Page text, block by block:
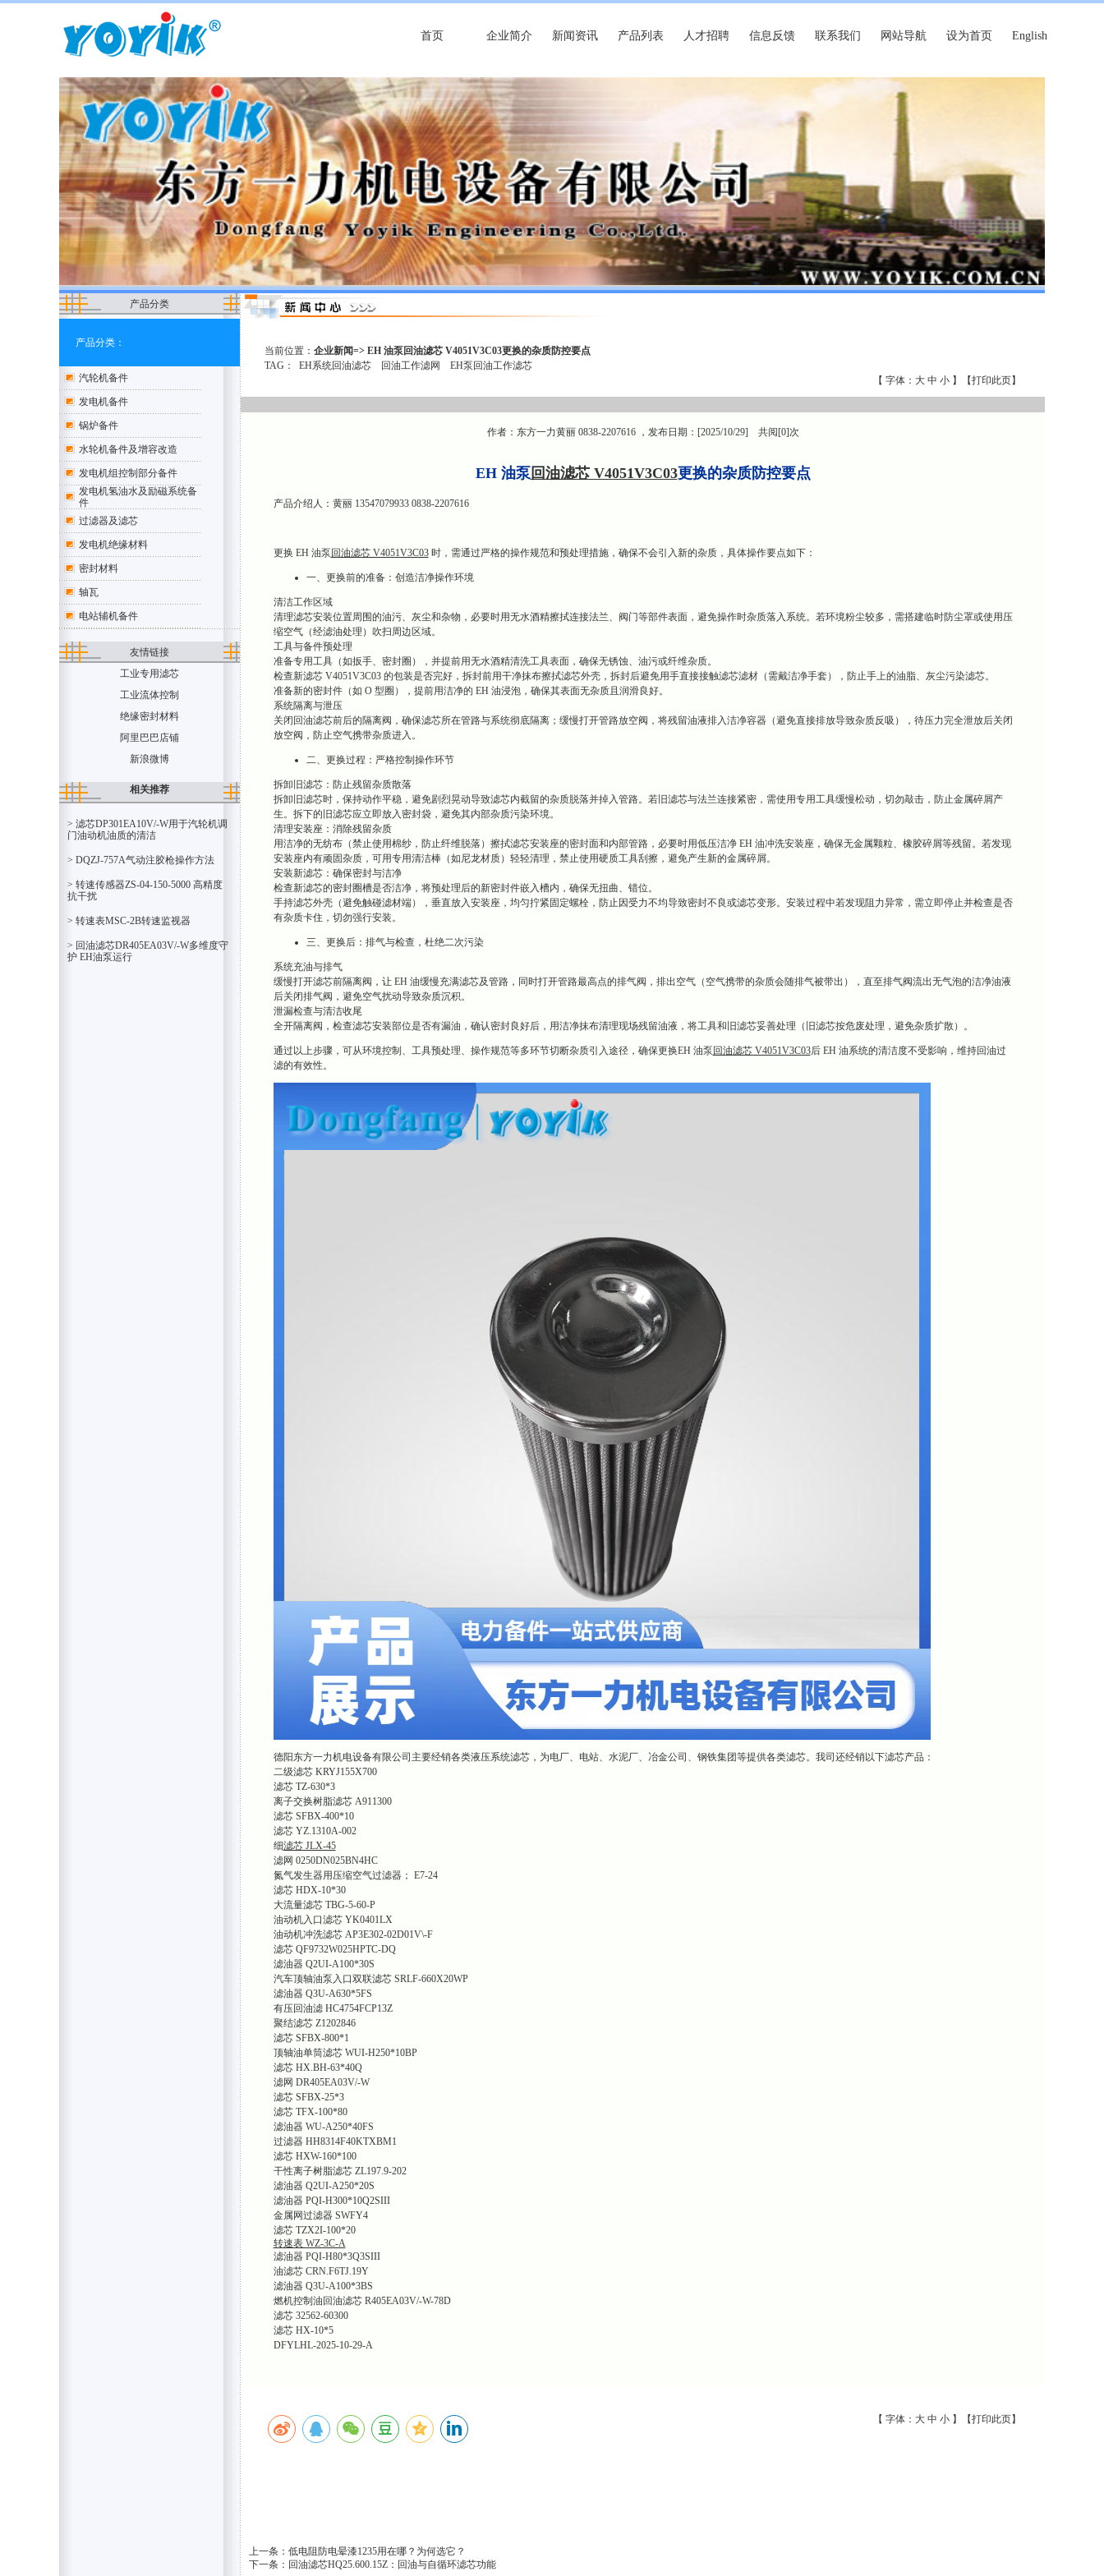
首页 企业简介 新闻资讯 产品列表 人才招聘 信息反馈 联系我们 网站导航 设为首页 English
产品分类
产品分类：
汽轮机备件
发电机备件
锅炉备件
水轮机备件及增容改造
发电机组控制部分备件
发电机氢油水及励磁系统备
件
过滤器及滤芯
发电机绝缘材料
密封材料
轴瓦
电站辅机备件
友情链接
工业专用滤芯
工业流体控制
绝缘密封材料
阿里巴巴店铺
新浪微博
相关推荐
> 滤芯DP301EA10V/-W用于汽轮机调
门油动机油质的清洁
> DQZJ-757A气动注胶枪操作方法
> 转速传感器ZS-04-150-5000 高精度
抗干扰
> 转速表MSC-2B转速监视器
> 回油滤芯DR405EA03V/-W多维度守
护 EH油泵运行
当前位置：企业新闻=> EH 油泵回油滤芯 V4051V3C03更换的杂质防控要点
TAG：EH系统回油滤芯 回油工作滤网
EH泵回油工作滤芯
【 字体： 大 中 小】【打印此页】
作者：东方一力黄丽 0838-2207616 ，发布日期：[2025/10/29] 共阅[0]次
EH 油泵回油滤芯 V4051V3C03更换的杂质防控要点
产品介绍人：黄丽 13547079933 0838-2207616
更换 EH 油泵回油滤芯 V4051V3C03时，需通过严格的操作规范和预处理措施，确保不会引入新的杂质，具体操作要点如下：
一、更换前的准备：创造洁净操作环境
清洁工作区域
清理滤芯安装位置周围的油污、灰尘和杂物，必要时用无水酒精擦拭连接法兰、阀门等部件表面，避免操作时杂质落入系统。若环境粉尘较多，需搭建临时防尘罩或使用压
缩空气（经滤油处理）吹扫周边区域。
工具与备件预处理
准备专用工具（如扳手、密封圈），并提前用无水酒精清洗工具表面，确保无锈蚀、油污或纤维杂质。
检查新滤芯 V4051V3C03 的包装是否完好，拆封前用干净抹布擦拭滤芯外壳，拆封后避免用手直接接触滤芯滤材（需戴洁净手套），防止手上的油脂、灰尘污染滤芯。
准备新的密封件（如 O 型圈），提前用洁净的 EH 油浸泡，确保其表面无杂质且润滑良好。
系统隔离与泄压
关闭回油滤芯前后的隔离阀，确保滤芯所在管路与系统彻底隔离；缓慢打开管路放空阀，将残留油液排入洁净容器（避免直接排放导致杂质反吸），待压力完全泄放后关闭
放空阀，防止空气携带杂质进入。
二、更换过程：严格控制操作环节
拆卸旧滤芯：防止残留杂质散落
拆卸旧滤芯时，保持动作平稳，避免剧烈晃动导致滤芯内截留的杂质脱落并掉入管路。若旧滤芯与法兰连接紧密，需使用专用工具缓慢松动，切勿敲击，防止金属碎屑产
生。拆下的旧滤芯应立即放入密封袋，避免其内部杂质污染环境。
清理安装座：消除残留杂质
用洁净的无纺布（禁止使用棉纱，防止纤维脱落）擦拭滤芯安装座的密封面和内部管路，必要时用低压洁净 EH 油冲洗安装座，确保无金属颗粒、橡胶碎屑等残留。若发现
安装座内有顽固杂质，可用专用清洁棒（如尼龙材质）轻轻清理，禁止使用硬质工具刮擦，避免产生新的金属碎屑。
安装新滤芯：确保密封与洁净
检查新滤芯的密封圈槽是否洁净，将预处理后的新密封件嵌入槽内，确保无扭曲、错位。
手持滤芯外壳（避免触碰滤材端），垂直放入安装座，均匀拧紧固定螺栓，防止因受力不均导致密封不良或滤芯变形。安装过程中若发现阻力异常，需立即停止并检查是否
有杂质卡住，切勿强行安装。
三、更换后：排气与检查，杜绝二次污染
系统充油与排气
缓慢打开滤芯前隔离阀，让 EH 油缓慢充满滤芯及管路，同时打开管路最高点的排气阀，排出空气（空气携带的杂质会随排气被带出），直至排气阀流出无气泡的洁净油液
后关闭排气阀，避免空气扰动导致杂质沉积。
泄漏检查与清洁收尾
全开隔离阀，检查滤芯安装部位是否有漏油，确认密封良好后，用洁净抹布清理现场残留油液，将工具和旧滤芯妥善处理（旧滤芯按危废处理，避免杂质扩散）。
通过以上步骤，可从环境控制、工具预处理、操作规范等多环节切断杂质引入途径，确保更换EH 油泵回油滤芯 V4051V3C03后 EH 油系统的清洁度不受影响，维持回油过
滤的有效性。
德阳东方一力机电设备有限公司主要经销各类液压系统滤芯，为电厂、电站、水泥厂、冶金公司、钢铁集团等提供各类滤芯。我司还经销以下滤芯产品：
二级滤芯 KRYJ155X700
滤芯 TZ-630*3
离子交换树脂滤芯 A911300
滤芯 SFBX-400*10
滤芯 YZ.1310A-002
细滤芯 JLX-45
滤网 0250DN025BN4HC
氮气发生器用压缩空气过滤器； E7-24
滤芯 HDX-10*30
大流量滤芯 TBG-5-60-P
油动机入口滤芯 YK0401LX
油动机冲洗滤芯 AP3E302-02D01V\-F
滤芯 QF9732W025HPTC-DQ
滤油器 Q2UI-A100*30S
汽车顶轴油泵入口双联滤芯 SRLF-660X20WP
滤油器 Q3U-A630*5FS
有压回油滤 HC4754FCP13Z
聚结滤芯 Z1202846
滤芯 SFBX-800*1
顶轴油单筒滤芯 WUI-H250*10BP
滤芯 HX.BH-63*40Q
滤网 DR405EA03V/-W
滤芯 SFBX-25*3
滤芯 TFX-100*80
滤油器 WU-A250*40FS
过滤器 HH8314F40KTXBM1
滤芯 HXW-160*100
干性离子树脂滤芯 ZL197.9-202
滤油器 Q2UI-A250*20S
滤油器 PQI-H300*10Q2SIII
金属网过滤器 SWFY4
滤芯 TZX2I-100*20
转速表 WZ-3C-A
滤油器 PQI-H80*3Q3SIII
油滤芯 CRN.F6TJ.19Y
滤油器 Q3U-A100*3BS
燃机控制油回油滤芯 R405EA03V/-W-78D
滤芯 32562-60300
滤芯 HX-10*5
DFYLHL-2025-10-29-A
【 字体： 大 中 小】【打印此页】
上一条：低电阻防电晕漆1235用在哪？为何选它？
下一条：回油滤芯HQ25.600.15Z：回油与自循环滤芯功能